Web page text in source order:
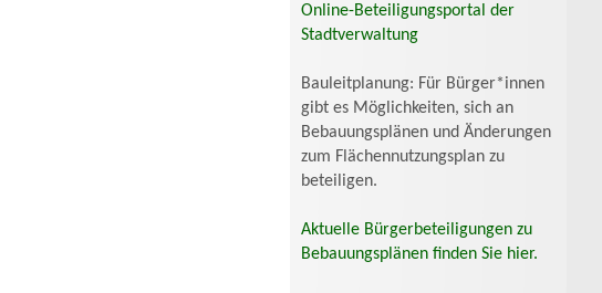
Online-Beteiligungsportal der
Stadtverwaltung
Bauleitplanung: Für Bürger*innen
gibt es Möglichkeiten, sich an
Bebauungsplänen und Änderungen
zum Flächennutzungsplan zu
beteiligen.
Aktuelle Bürgerbeteiligungen zu
Bebauungsplänen finden Sie hier.